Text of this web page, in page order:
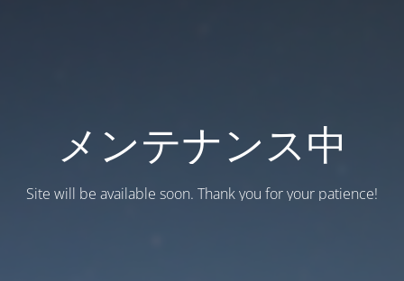
メンテナンス中
Site will be available soon. Thank you for your patience!